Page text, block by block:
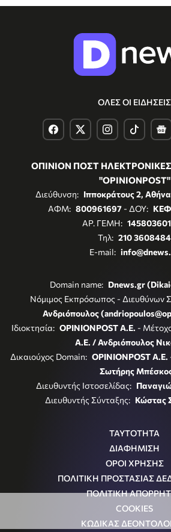
ΟΛΕΣ ΟΙ ΕΙΔΗΣΕΙΣ
ΟΠΙΝΙΟΝ ΠΟΣΤ
"OPINIONPOST"
Διεύθυνση: Ιπποκράτους 2,
ΑΦΜ: 800961697- ΔΟΥ:
ΑΡ. ΓΕΜΗ:
Τηλ: 210 3608484
E-mail:
Domain name: Dnews.gr
Νόμιμος Εκπρόσωπος - Διευθύνων
Ανδριόπουλος
Ιδιοκτησία: OPINIONPOST A.E. -
Α.Ε. / Ανδριόπουλος
Δικαιούχος Domain: OPINIONPOST A.E.
Σωτήρης
Διευθυντής Ιστοσελίδας:
Διευθυντής Σύνταξης: Κώστας
ΤΑΥΤΟΤΗΤΑ
ΔΙΑΦΗΜΙΣΗ
ΟΡΟΙ ΧΡΗΣΗΣ
ΠΟΛΙΤΙΚΗ ΠΡΟΣΤΑΣΙΑΣ
ΠΟΛΙΤΙΚΗ
COOKIES
ΚΩΔΙΚΑΣ